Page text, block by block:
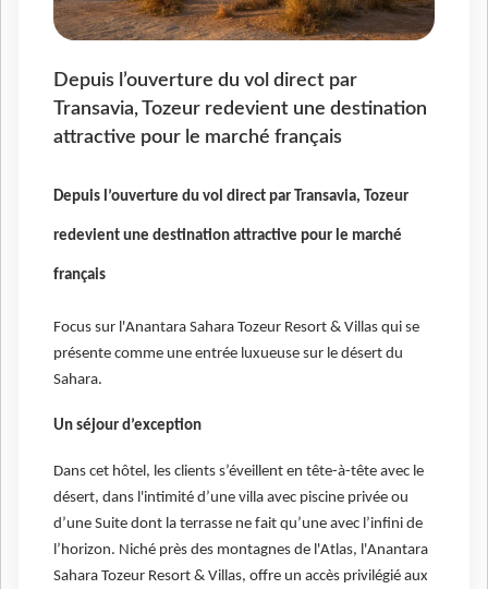
Depuis l’ouverture du vol direct par
Transavia, Tozeur redevient une destination
attractive pour le marché français
Depuis l’ouverture du vol direct par Transavia, Tozeur
redevient une destination attractive pour le marché
français
Focus sur l'Anantara Sahara Tozeur Resort & Villas qui se
présente comme une entrée luxueuse sur le désert du
Sahara.
Un séjour d’exception
Dans cet hôtel, les clients s’éveillent en tête-à-tête avec le
désert, dans l'intimité d’une villa avec piscine privée ou
d’une Suite dont la terrasse ne fait qu’une avec l’infini de
l’horizon. Niché près des montagnes de l'Atlas, l'Anantara
Sahara Tozeur Resort & Villas, offre un accès privilégié aux